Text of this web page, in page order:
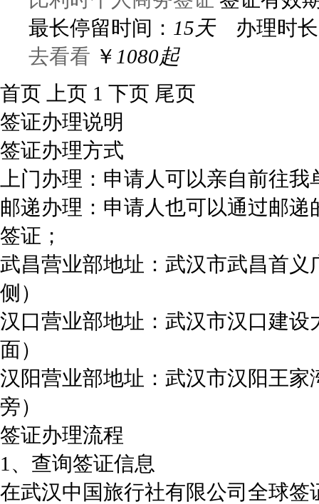
最长停留时间： 15天办理时长
去看看 ￥ 1080起
首页
上页 1 下页 尾页
签证办理说明
签证办理方式
上门办理：申请人可以亲自前往
邮递办理：申请人也可以通过邮
签证；
武昌营业部地址：武汉市武昌首
侧）
汉口营业部地址：武汉市汉口建
面）
汉阳营业部地址：武汉市汉阳王
旁）
签证办理流程
1、查询签证信息
在武汉中国旅行社有限公司全球